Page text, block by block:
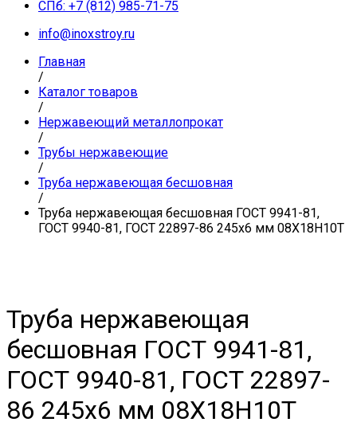
СПб: +7 (812) 985-71-75
info@inoxstroy.ru
Главная
/
Каталог товаров
/
Нержавеющий металлопрокат
/
Трубы нержавеющие
/
Труба нержавеющая бесшовная
/
Труба нержавеющая бесшовная ГОСТ 9941-81,
ГОСТ 9940-81, ГОСТ 22897-86 245х6 мм 08Х18Н10Т
Труба нержавеющая
бесшовная ГОСТ 9941-81,
ГОСТ 9940-81, ГОСТ 22897-
86 245х6 мм 08Х18Н10Т